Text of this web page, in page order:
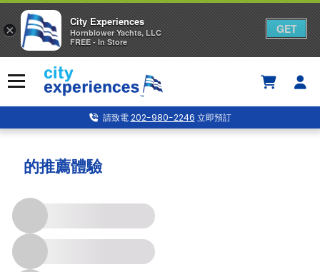
to
content
Menu
請致電202-980-2246 立即預訂
的推薦體驗
×
City Experiences
Hornblower Yachts, LLC
FREE - In Store
GET